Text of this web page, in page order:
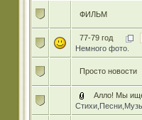
ФИЛЬМ
77-79 год
Немного фото.
Просто новости
Алло! Мы